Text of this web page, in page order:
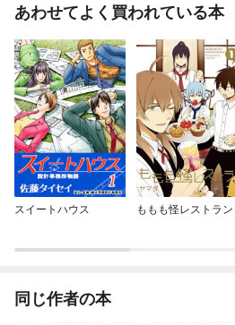
あわせてよく買われている本
スイートハウス ももも怪レストラン
同じ作者の本